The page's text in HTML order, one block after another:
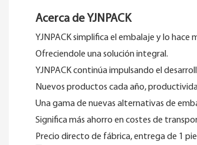
Acerca de YJNPACK
YJNPACK simplifica el embalaje y lo
Ofreciendole una solución integral.
YJNPACK continúa impulsando el
Nuevos productos cada año,
Una gama de nuevas alternativas de
Significa más ahorro en costes de
Precio directo de fábrica, entrega de 1